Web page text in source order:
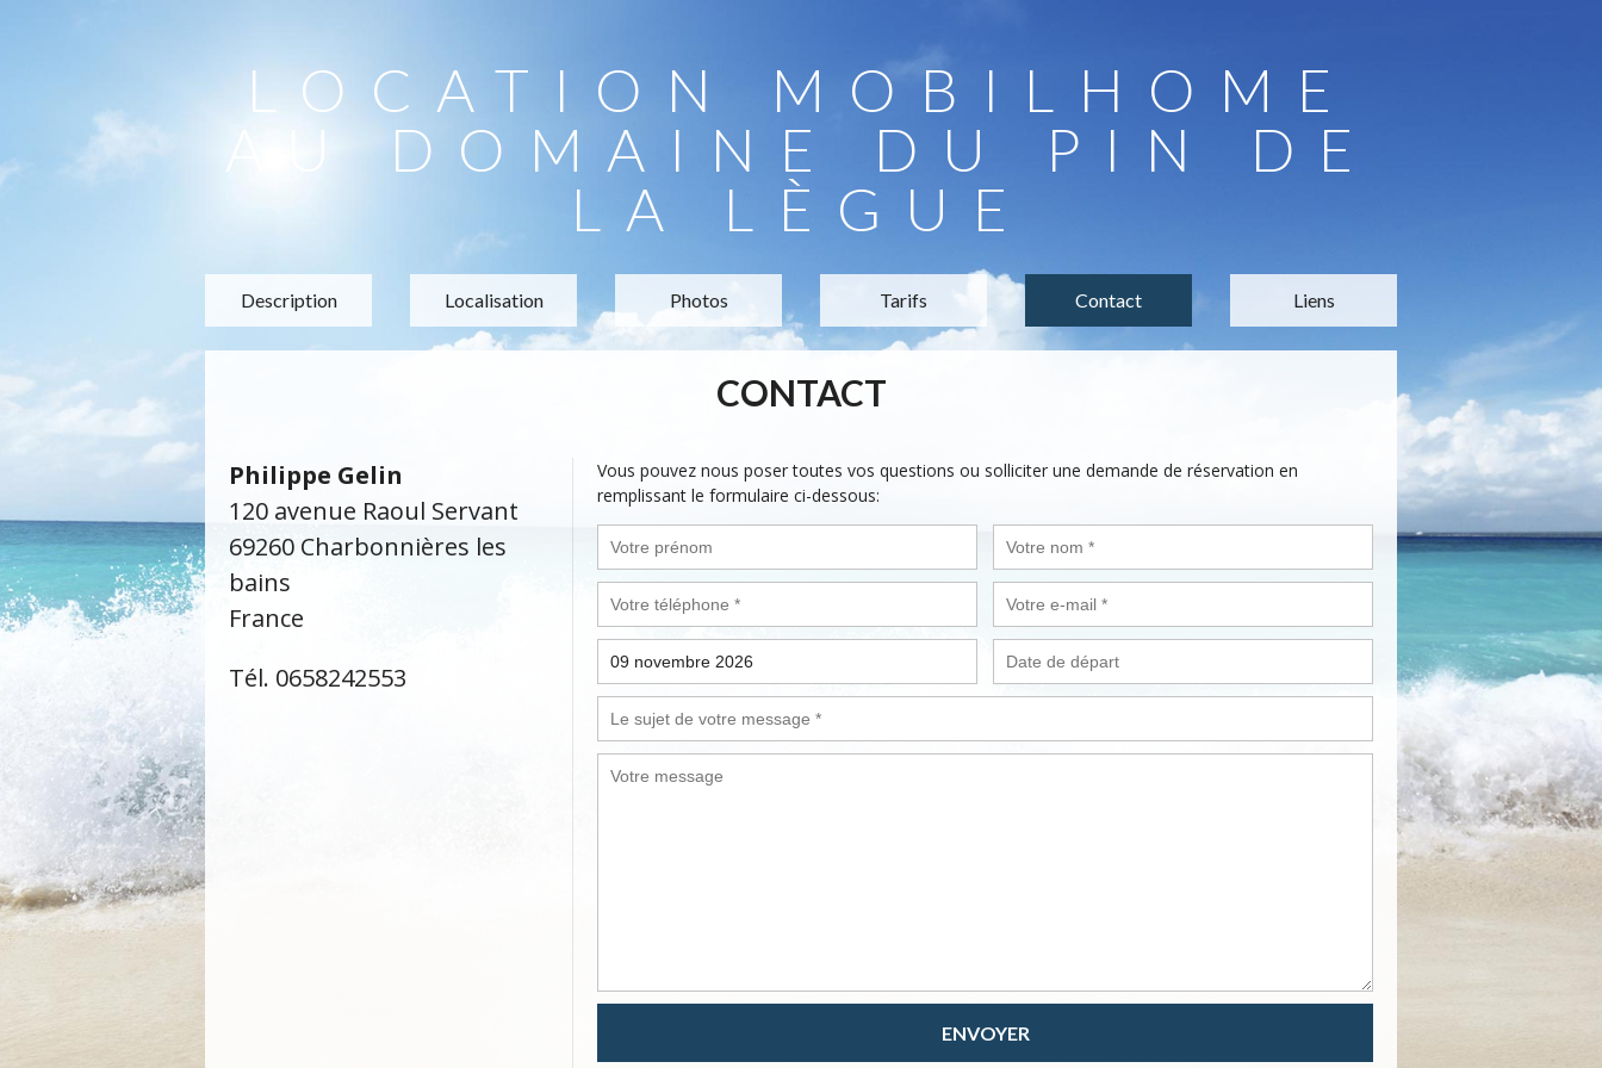
LOCATION MOBILHOME
AU DOMAINE DU PIN DE
LA LÈGUE
Description Localisation Photos Tarifs Contact Liens
CONTACT
Philippe Gelin
120 avenue Raoul Servant
69260 Charbonnières les
bains
France
Tél. 0658242553
Vous pouvez nous poser toutes vos questions ou solliciter une demande de réservation en
remplissant le formulaire ci-dessous:
ENVOYER